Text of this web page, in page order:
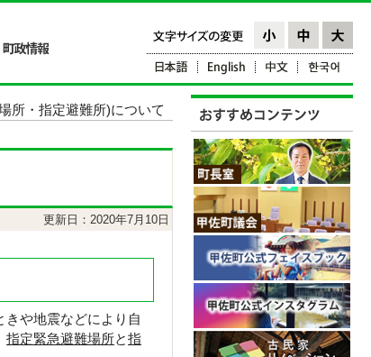
所・指定避難所)について
更新日：2020年7月10日
や地震などにより自
指定緊急避難場所と指